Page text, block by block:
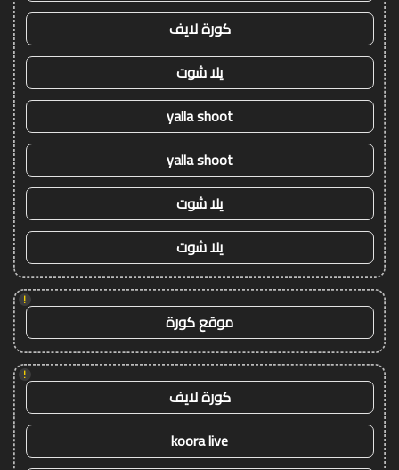
كورة لايف
يلا شوت
yalla shoot
yalla shoot
يلا شوت
يلا شوت
!
موقع كورة
!
كورة لايف
koora live